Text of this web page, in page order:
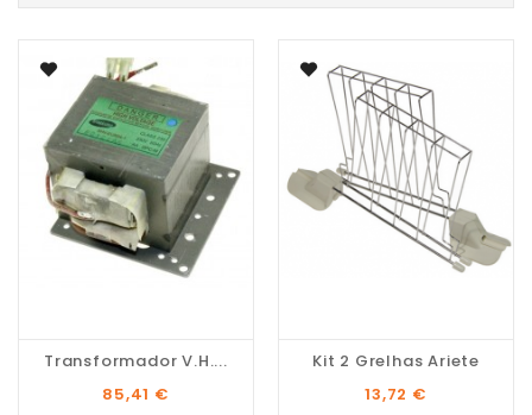
Transformador V.H....
Preço
85,41 €
Kit 2 Grelhas Ariete
Preço
13,72 €